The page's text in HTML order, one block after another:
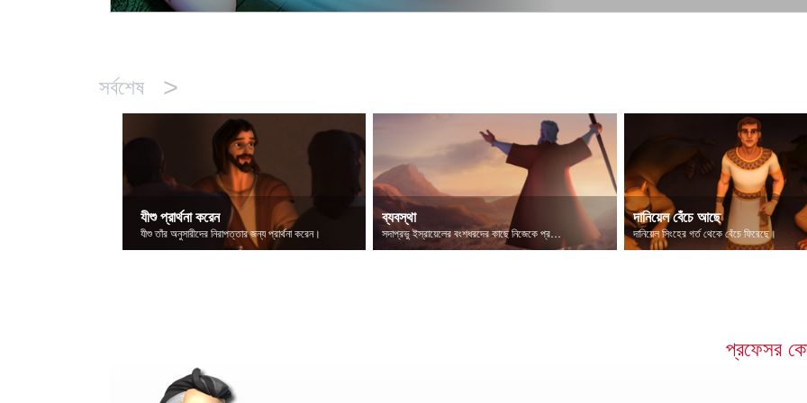
সর্বশেষ >
যীশু প্রার্থনা করেন
যীশু তাঁর অনুসারীদের নিরাপত্তার জন্য প্রার্থনা করেন।
ব্যবস্থা
সদাপ্রভু ইস্রায়েলের বংশধরদের কাছে নিজেকে প্রকাশ করলেন
দানিয়েল বেঁচে আছে
দানিয়েল সিংহের গর্ত থেকে বেঁচে ফিরেছে।
প্রফেসর